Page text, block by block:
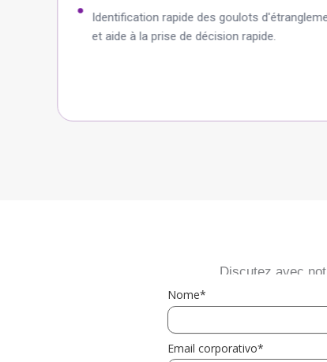
Identification rapide des goulots
et aide à la prise de décision rapide.
Discutez avec
Nome*
Email corporativo*